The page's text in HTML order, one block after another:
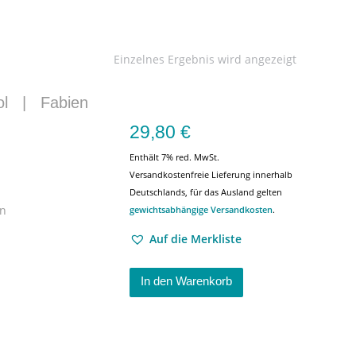
Einzelnes Ergebnis wird angezeigt
Fabien
29,80 €
Enthält 7% red. MwSt.
Versandkostenfreie Lieferung innerhalb
Deutschlands, für das Ausland gelten
gewichtsabhängige Versandkosten.
Auf die Merkliste
In den Warenkorb